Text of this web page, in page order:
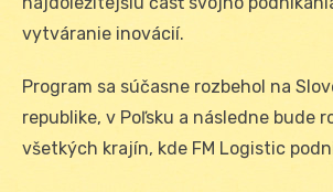
vytváranie inovácií.
Program sa súčasne rozbehol na
republike, v Poľsku a následne bude
všetkých krajín, kde FM Logistic